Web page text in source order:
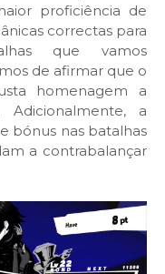
proficiência de
correctas para
que vamos
de afirmar que o
homenagem a
a
bónus nas batalhas
a contrabalançar